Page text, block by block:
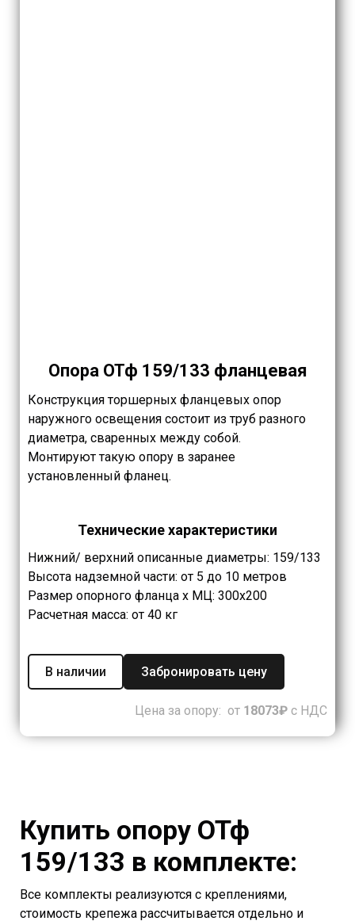
Опора ОТф 159/133 фланцевая
Конструкция торшерных фланцевых опор
наружного освещения состоит из труб разного
диаметра, сваренных между собой.
Монтируют такую опору в заранее
установленный фланец.
Технические характеристики
Нижний/ верхний описанные диаметры: 159/133
Высота надземной части: от 5 до 10 метров
Размер опорного фланца х МЦ: 300х200
Расчетная масса: от 40 кг
В наличии Забронировать цену
Цена за опору: от 18073₽ с НДС
Купить опору ОТф
159/133 в комплекте:
Все комплекты реализуются с креплениями,
стоимость крепежа рассчитывается отдельно и